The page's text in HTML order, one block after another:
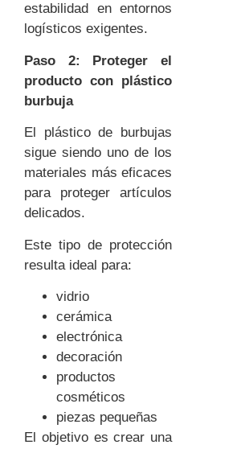
estabilidad en entornos
logísticos exigentes.
Paso 2: Proteger el
producto con plástico
burbuja
El plástico de burbujas
sigue siendo uno de los
materiales más eficaces
para proteger artículos
delicados.
Este tipo de protección
resulta ideal para:
vidrio
cerámica
electrónica
decoración
productos
cosméticos
piezas pequeñas
El objetivo es crear una